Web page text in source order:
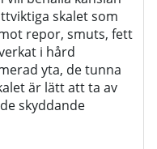
skalet som
repor, smuts, fett
i hård
yta, de tunna
är lätt att ta av
skyddande